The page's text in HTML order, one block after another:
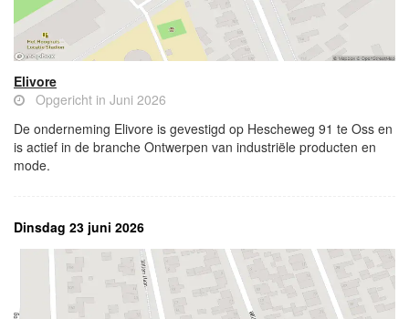
Elivore
Opgericht in Juni 2026
De onderneming Elivore is gevestigd op Hescheweg 91 te Oss en
is actief in de branche Ontwerpen van industriële producten en
mode.
Dinsdag 23 juni 2026